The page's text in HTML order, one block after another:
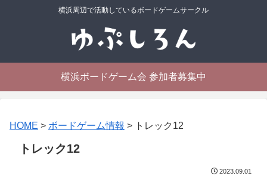
横浜周辺で活動しているボードゲームサークル
横浜ボードゲーム会 参加者募集中
HOME > ボードゲーム情報 > トレック12
トレック12
2023.09.01